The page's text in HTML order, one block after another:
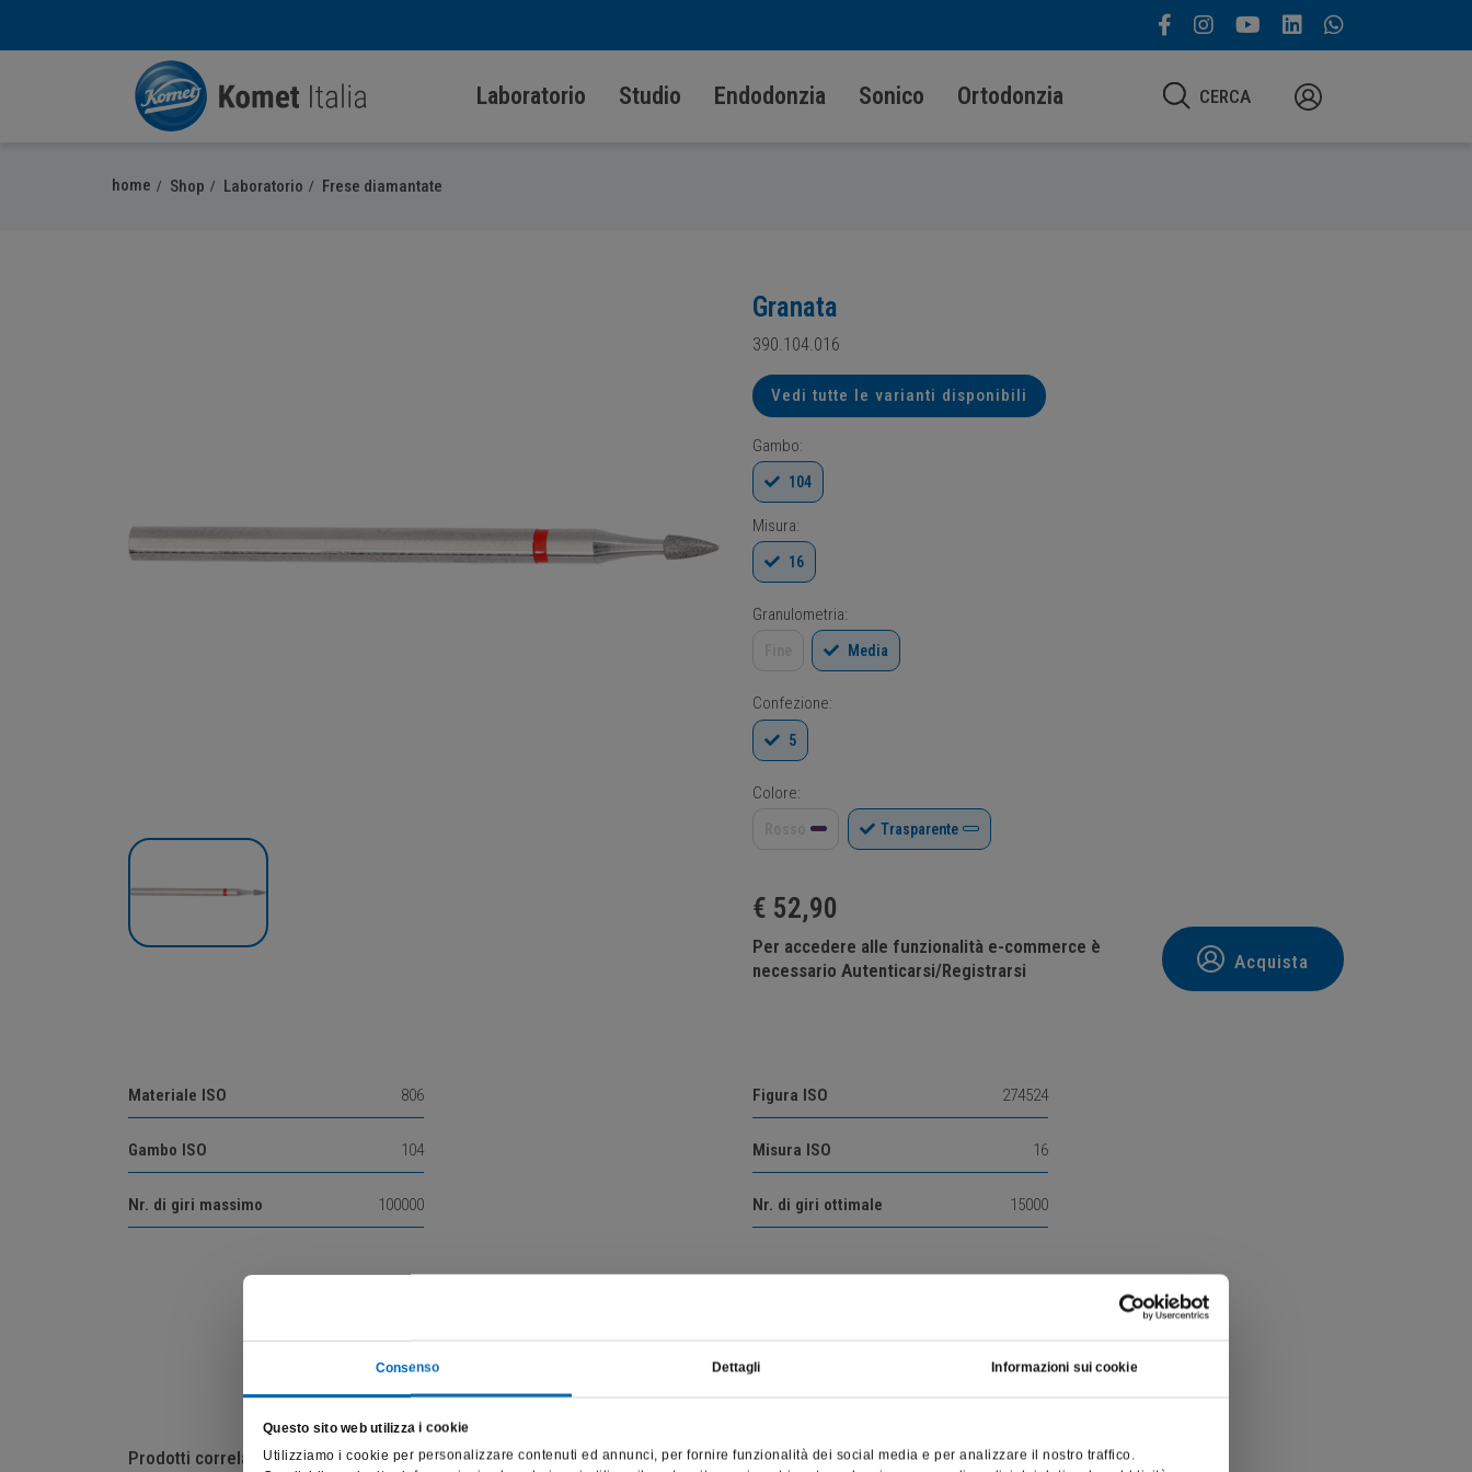
Consenso Dettagli Informazioni sui cookie
Questo sito web utilizza i cookie
Utilizziamo i cookie per personalizzare contenuti ed annunci, per fornire funzionalità dei social media e per analizzare il nostro traffico.
CERCA
Laboratorio Studio Endodonzia Sonico Ortodonzia
home Shop Laboratorio Frese diamantate
Granata
390.104.016
Vedi tutte le varianti disponibili
Gambo:
104
Misura:
16
Granulometria:
Media
Confezione:
5
Colore:
Trasparente
€ 52,90
Per accedere alle funzionalità e-commerce è
necessario Autenticarsi/Registrarsi
Acquista
Materiale ISO 806 Figura ISO 274524
Gambo ISO 104 Misura ISO 16
Nr. di giri massimo 100000 Nr. di giri ottimale 15000
Prodotti correlati
e riporta dati, prodotti e beni sensibili per la salute e la sicurezza
del paziente; pertanto, per visitare il sito, dichiaro di essere un